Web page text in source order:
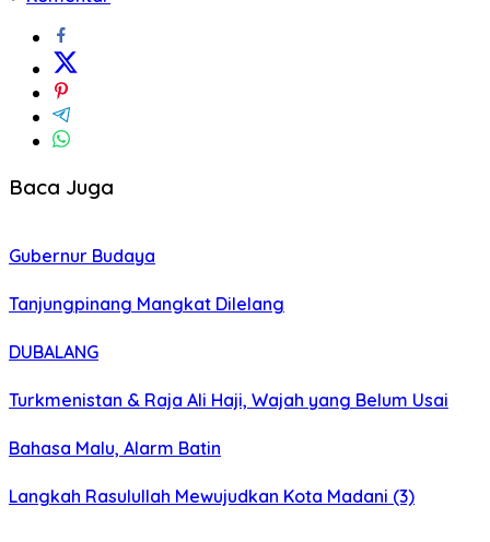
Baca Juga
Gubernur Budaya
Tanjungpinang Mangkat Dilelang
DUBALANG
Turkmenistan & Raja Ali Haji, Wajah yang Belum Usai
Bahasa Malu, Alarm Batin
Langkah Rasulullah Mewujudkan Kota Madani (3)